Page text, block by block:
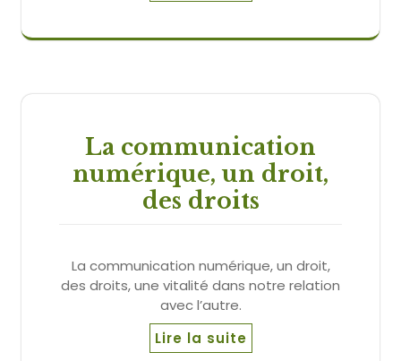
La communication
numérique, un droit,
des droits
La communication numérique, un droit,
des droits, une vitalité dans notre relation
avec l’autre.
Lire la suite